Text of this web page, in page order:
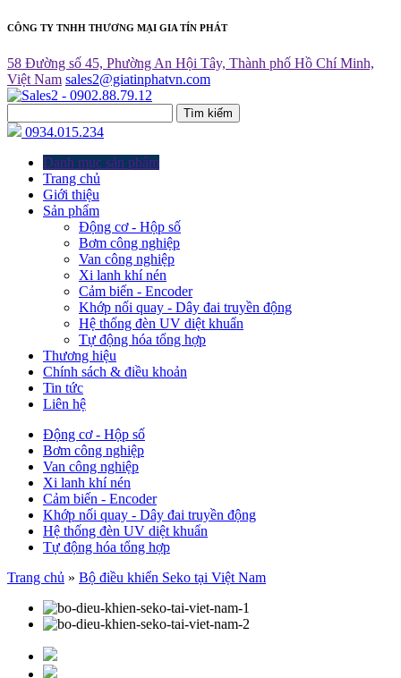
CÔNG TY TNHH THƯƠNG MẠI GIA TÍN PHÁT
58 Đường số 45, Phường An Hội Tây, Thành phố Hồ Chí Minh,
Việt Nam sales2@giatinphatvn.com
Tìm kiếm
0934.015.234
Danh mục sản phẩm
Trang chủ
Giới thiệu
Sản phẩm
Động cơ - Hộp số
Bơm công nghiệp
Van công nghiệp
Xi lanh khí nén
Cảm biến - Encoder
Khớp nối quay - Dây đai truyền động
Hệ thống đèn UV diệt khuẩn
Tự động hóa tổng hợp
Thương hiệu
Chính sách & điều khoản
Tin tức
Liên hệ
Động cơ - Hộp số
Bơm công nghiệp
Van công nghiệp
Xi lanh khí nén
Cảm biến - Encoder
Khớp nối quay - Dây đai truyền động
Hệ thống đèn UV diệt khuẩn
Tự động hóa tổng hợp
Trang chủ » Bộ điều khiển Seko tại Việt Nam